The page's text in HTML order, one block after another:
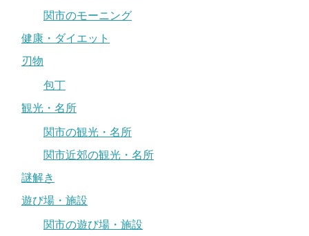
関市のモーニング
健康・ダイエット
刃物
包丁
観光・名所
関市の観光・名所
関市近郊の観光・名所
謎解き
遊び場・施設
関市の遊び場・施設